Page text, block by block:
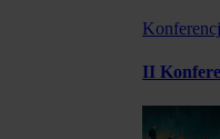
II